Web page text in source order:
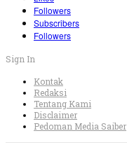
Followers
Subscribers
Followers
Sign In
Kontak
Redaksi
Tentang Kami
Disclaimer
Pedoman Media Saiber